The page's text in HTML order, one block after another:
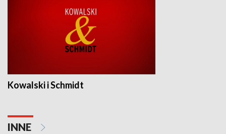
Kowalski i Schmidt
INNE